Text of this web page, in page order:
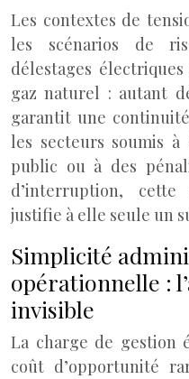
Les contextes de
les scénarios de
délestages
gaz naturel : autant
garantit une
les secteurs soumis
public ou à des
d’interruption, cette
justifie à elle seule un
Simplicité
opérationnelle :
invisible
La charge de gestion
coût d’opportunité